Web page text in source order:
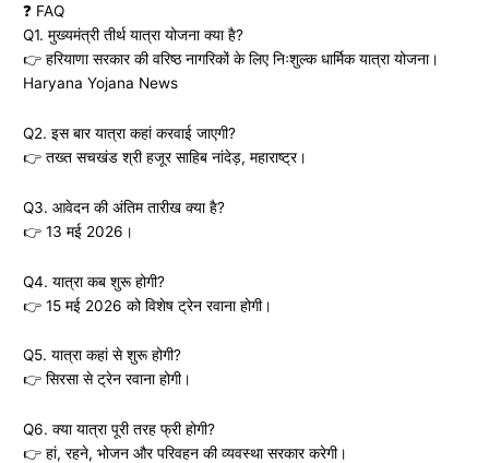
❓ FAQ
Q1. मुख्यमंत्री तीर्थ यात्रा योजना क्या है?
👉 हरियाणा सरकार की वरिष्ठ नागरिकों के लिए निःशुल्क धार्मिक यात्रा योजना।
Haryana Yojana News
Q2. इस बार यात्रा कहां करवाई जाएगी?
👉 तख्त सचखंड श्री हजूर साहिब नांदेड़, महाराष्ट्र।
Q3. आवेदन की अंतिम तारीख क्या है?
👉 13 मई 2026।
Q4. यात्रा कब शुरू होगी?
👉 15 मई 2026 को विशेष ट्रेन रवाना होगी।
Q5. यात्रा कहां से शुरू होगी?
👉 सिरसा से ट्रेन रवाना होगी।
Q6. क्या यात्रा पूरी तरह फ्री होगी?
👉 हां, रहने, भोजन और परिवहन की व्यवस्था सरकार करेगी।